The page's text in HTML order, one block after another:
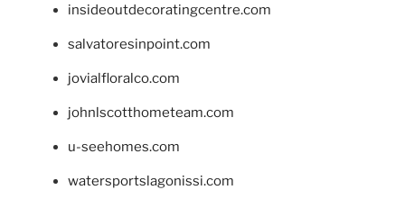
insideoutdecoratingcentre.com
salvatoresinpoint.com
jovialfloralco.com
johnlscotthometeam.com
u-seehomes.com
watersportslagonissi.com